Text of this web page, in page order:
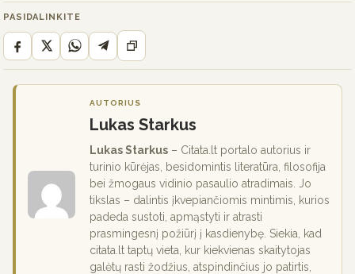
PASIDALINKITE
AUTORIUS
Lukas Starkus
Lukas Starkus – Citata.lt portalo autorius ir
turinio kūrėjas, besidomintis literatūra, filosofija
bei žmogaus vidinio pasaulio atradimais. Jo
tikslas – dalintis įkvepiančiomis mintimis, kurios
padeda sustoti, apmąstyti ir atrasti
prasmingesnį požiūrį į kasdienybę. Siekia, kad
citata.lt taptų vieta, kur kiekvienas skaitytojas
galėtų rasti žodžius, atspindinčius jo patirtis,